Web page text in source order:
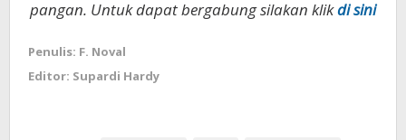
pangan. Untuk dapat bergabung silakan klikdi sini
Penulis: F. Noval
Editor: Supardi Hardy